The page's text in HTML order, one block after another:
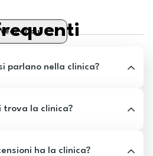
Vedi di più
parlano nella clinica?
trova la clinica?
ha la clinica?